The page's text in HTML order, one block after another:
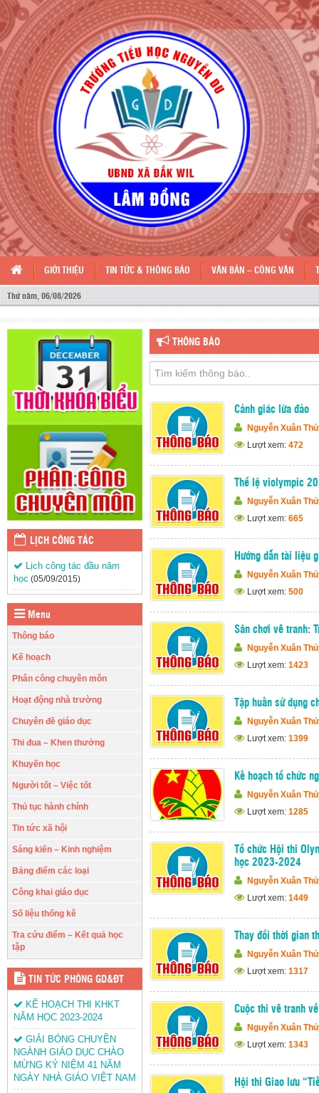
GIỚI THIỆU TIN TỨC & THÔNG BÁO VĂN BẢN – CÔNG VĂN
Thứ năm, 06/08/2026
LỊCH CÔNG TÁC
Lịch công tác đầu năm
học (05/09/2015)
Menu
Thông báo
Kế hoạch
Phân công chuyên môn
Hoạt động nhà trường
Chuyên đề giáo dục
Thi đua – Khen thưởng
Khuyến học
Người tốt – Việc tốt
Thủ tục hành chính
Tin tức xã hội
Sáng kiến – Kinh nghiệm
Bảng điểm các loại
Công khai giáo dục
Số liệu thống kê
Tra cứu điểm – Kết quả học
tập
TIN TỨC PHÒNG GD&ĐT
KẾ HOẠCH THI KHKT
NĂM HỌC 2023-2024
GIẢI BÓNG CHUYỀN
NGÀNH GIÁO DỤC CHÀO
MỪNG KỶ NIỆM 41 NĂM
NGÀY NHÀ GIÁO VIỆT NAM
THÔNG BÁO
Cảnh giác lừa đảo
Nguyễn Xuân
Lượt xem: 472
Thể lệ violympic
Nguyễn Xuân
Lượt xem: 665
Hướng dẫn tài liệu
Nguyễn Xuân
Lượt xem: 500
Sân chơi vẽ tranh:
Nguyễn Xuân
Lượt xem: 1423
Tập huấn sử dụng
Nguyễn Xuân
Lượt xem: 1399
Kế hoạch tổ chức
Nguyễn Xuân
Lượt xem: 1285
Tổ chức Hội thi
học 2023-2024
Nguyễn Xuân
Lượt xem: 1449
Thay đổi thời gian
Nguyễn Xuân
Lượt xem: 1317
Cuộc thi vẽ tranh
Nguyễn Xuân
Lượt xem: 1343
Hội thi Giao lưu